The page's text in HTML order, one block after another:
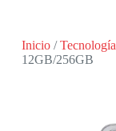
Inicio/Tecnología
12GB/256GB